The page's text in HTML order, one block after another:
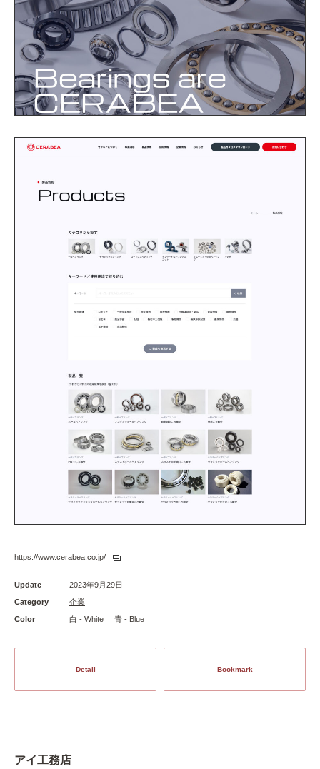
https://www.cerabea.co.jp/
Update
2023年9月29日
Category
企業
Color
白 - White 青 - Blue
Detail Bookmark
アイ工務店